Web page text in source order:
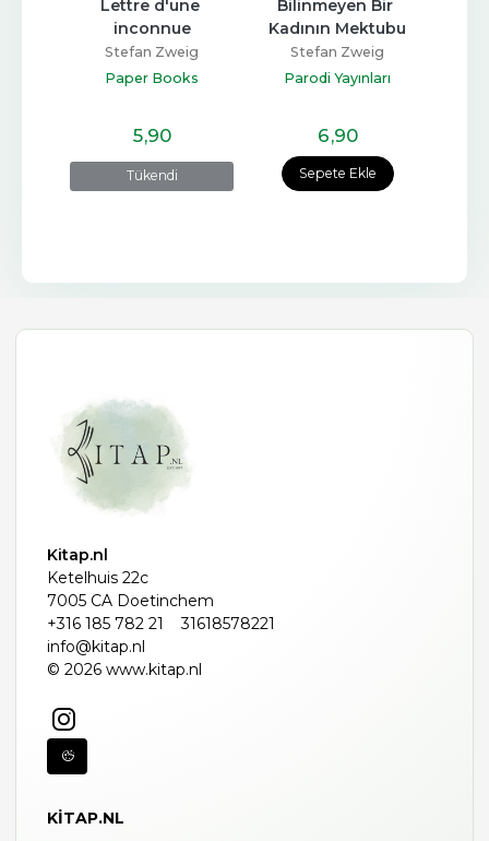
Tükendi
Lettre d'une
inconnue
Stefan Zweig
Paper Books
5,90
Sepete Ekle
Bilinmeyen Bir
Kadının Mektubu
Stefan Zweig
Parodi Yayınları
6,90
Kitap.nl
Ketelhuis 22c
7005 CA Doetinchem
+316 185 782 21
31618578221
info@kitap.nl
© 2026 www.kitap.nl
KITAP.NL